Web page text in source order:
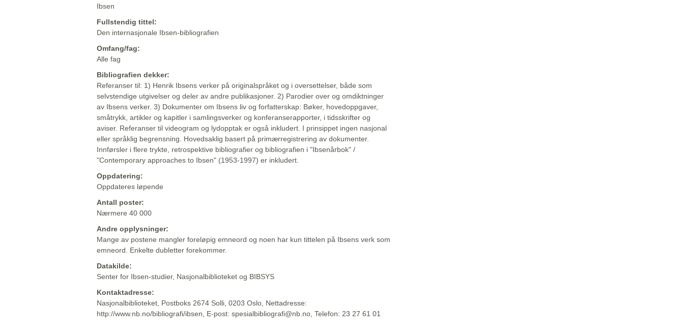
Ibsen
Fullstendig tittel:
Den internasjonale Ibsen-bibliografien
Omfang/fag:
Alle fag
Bibliografien dekker:
Referanser til: 1) Henrik Ibsens verker på originalspråket og i oversettelser, både som
selvstendige utgivelser og deler av andre publikasjoner. 2) Parodier over og omdiktninger
av Ibsens verker. 3) Dokumenter om Ibsens liv og forfatterskap: Bøker, hovedoppgaver,
småtrykk, artikler og kapitler i samlingsverker og konferanserapporter, i tidsskrifter og
aviser. Referanser til videogram og lydopptak er også inkludert. I prinsippet ingen nasjonal
eller språklig begrensning. Hovedsaklig basert på primærregistrering av dokumenter.
Innførsler i flere trykte, retrospektive bibliografier og bibliografien i "Ibsenårbok" /
"Contemporary approaches to Ibsen" (1953-1997) er inkludert.
Oppdatering:
Oppdateres løpende
Antall poster:
Nærmere 40 000
Andre opplysninger:
Mange av postene mangler foreløpig emneord og noen har kun tittelen på Ibsens verk som
emneord. Enkelte dubletter forekommer.
Datakilde:
Senter for Ibsen-studier, Nasjonalbiblioteket og BIBSYS
Kontaktadresse:
Nasjonalbiblioteket, Postboks 2674 Solli, 0203 Oslo, Nettadresse:
http://www.nb.no/bibliografi/ibsen, E-post: spesialbibliografi@nb.no, Telefon: 23 27 61 01